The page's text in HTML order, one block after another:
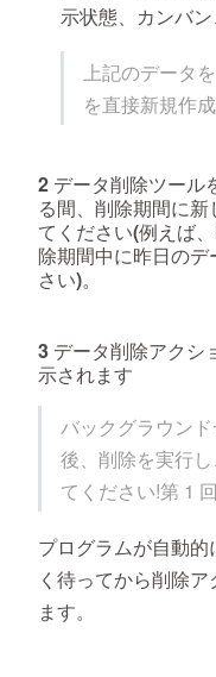
示状態、カンバン
上記のデータ
を直接新規作
2 データ削除ツール
る間、削除期間に
てください(例えば
除期間中に昨日の
さい)。
3 データ削除アクシ
示されます
バックグラウン
後、削除を実行
てください!第 1 回
プログラムが自動
く待ってから削除
ます。